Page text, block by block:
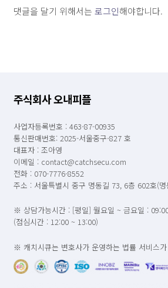
댓글을 달기 위해서는 로그인해야합니다.
주식회사 오내피플
사업자등록번호 : 463-87-00935
통신판매번호: 2025-서울중구-827 호
대표자 : 조아영
이메일 : contact@catchsecu.com
전화 : 070-7776-8552
주소 : 서울특별시 중구 명동길 73, 6층 602호(
※ 상담가능시간 : [평일] 월요일 ~ 금요일 :
(점심시간 : 12:00 ~ 13:00)
※ 캐치시큐는 변호사가 운영하는 법률 서비스